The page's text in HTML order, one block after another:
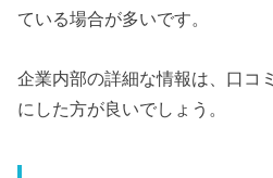
ている場合が多いです。
企業内部の詳細な情報は、口コ
にした方が良いでしょう。